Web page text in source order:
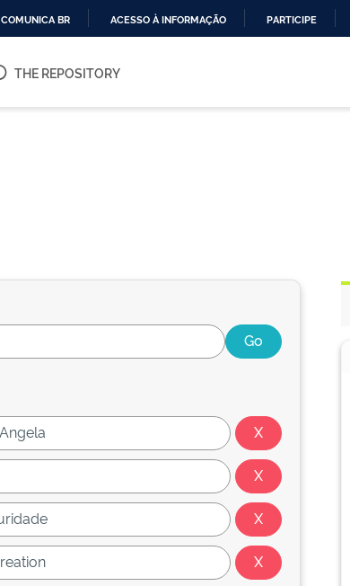
O
COMUNICA BR ACESSO À INFORMAÇÃO PARTICIPE
THE REPOSITORY